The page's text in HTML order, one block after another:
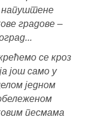
напуштене
градове –
се кроз
још само у
једном
песмама